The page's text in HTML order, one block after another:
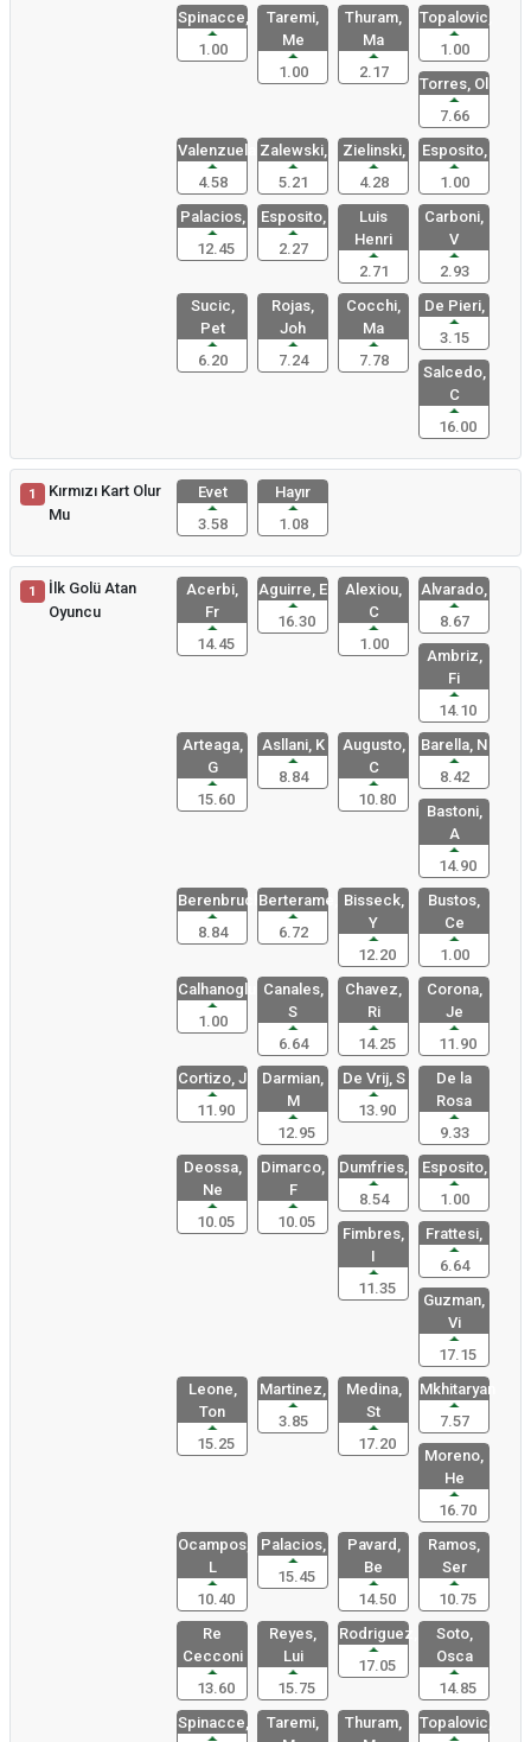
Spinacce,
1.00
Taremi,
Me
1.00
Thuram,
Ma
2.17
Topalovic,
1.00
Torres, Ol
7.66
Valenzuela
4.58
Zalewski,
5.21
Zielinski,
4.28
Esposito,
1.00
Palacios,
12.45
Esposito,
2.27
Luis
Henri
2.71
Carboni,
V
2.93
Sucic,
Pet
6.20
Rojas,
Joh
7.24
Cocchi,
Ma
7.78
De Pieri,
3.15
Salcedo,
C
16.00
1
Kırmızı Kart Olur
Mu
Evet
3.58
Hayır
1.08
1
İlk Golü Atan
Oyuncu
Acerbi,
Fr
14.45
Aguirre, E
16.30
Alexiou,
C
1.00
Alvarado,
8.67
Ambriz,
Fi
14.10
Arteaga,
G
15.60
Asllani, K
8.84
Augusto,
C
10.80
Barella, N
8.42
Bastoni,
A
14.90
Berenbruch
8.84
Berterame,
6.72
Bisseck,
Y
12.20
Bustos,
Ce
1.00
Calhanoglu
1.00
Canales,
S
6.64
Chavez,
Ri
14.25
Corona,
Je
11.90
Cortizo, J
11.90
Darmian,
M
12.95
De Vrij, S
13.90
De la
Rosa
9.33
Deossa,
Ne
10.05
Dimarco,
F
10.05
Dumfries,
8.54
Esposito,
1.00
Fimbres,
I
11.35
Frattesi,
6.64
Guzman,
Vi
17.15
Leone,
Ton
15.25
Martinez,
3.85
Medina,
St
17.20
Mkhitaryan
7.57
Moreno,
He
16.70
Ocampos,
L
10.40
Palacios,
15.45
Pavard,
Be
14.50
Ramos,
Ser
10.75
Re
Cecconi
13.60
Reyes,
Lui
15.75
Rodriguez,
17.05
Soto,
Osca
14.85
Spinacce,
Taremi,
Thuram,
Topalovic,